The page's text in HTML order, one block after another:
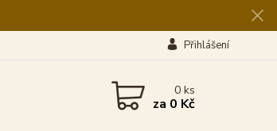
Přihlášení
0ks
za 0 Kč